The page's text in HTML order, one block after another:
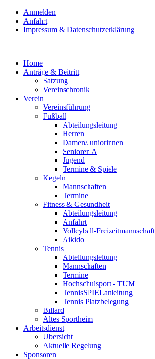
Anmelden
Anfahrt
Impressum & Datenschutzerklärung
Home
Anträge & Beitritt
Satzung
Vereinschronik
Verein
Vereinsführung
Fußball
Abteilungsleitung
Herren
Damen/Juniorinnen
Senioren A
Jugend
Termine & Spiele
Kegeln
Mannschaften
Termine
Fitness & Gesundheit
Abteilungsleitung
Anfahrt
Volleyball-Freizeitmannschaft
Aikido
Tennis
Abteilungsleitung
Mannschaften
Termine
Hochschulsport - TUM
TennisSPIELanleitung
Tennis Platzbelegung
Billard
Altes Sportheim
Arbeitsdienst
Übersicht
Aktuelle Regelung
Sponsoren